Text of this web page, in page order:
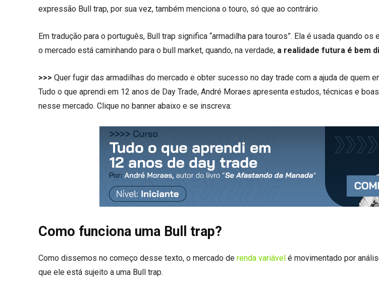
expressão Bull trap, por sua vez, também menciona o touro, só que ao contrário.
Em tradução para o português, Bull trap significa “armadilha para touros”. Ela é usada quando
o mercado está caminhando para o bull market, quando, na verdade, a realidade futura é bem
>>> Quer fugir das armadilhas do mercado e obter sucesso no day trade com a ajuda de quem
Tudo o que aprendi em 12 anos de Day Trade, André Moraes apresenta estudos, técnicas e
nesse mercado. Clique no banner abaixo e se inscreva:
Como funciona uma Bull trap?
Como dissemos no começo desse texto, o mercado de renda variável é movimentado por
que ele está sujeito a uma Bull trap.